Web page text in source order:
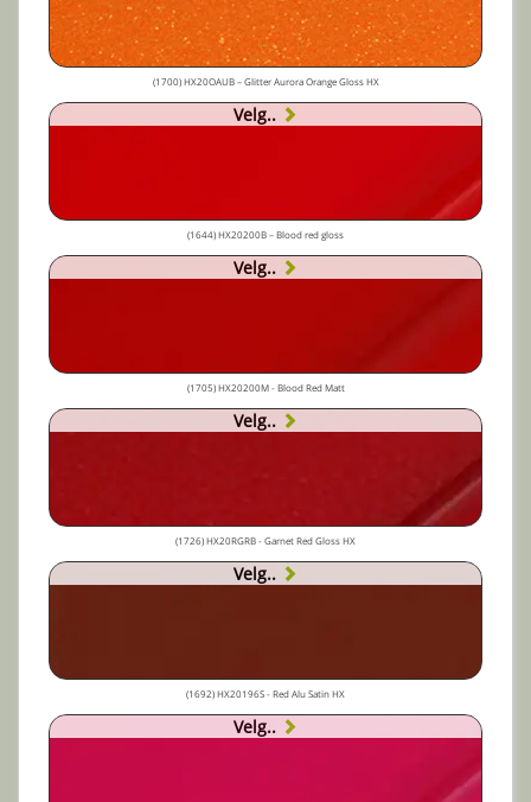
(1700) HX20OAUB – Glitter Aurora Orange Gloss HX
Velg..
(1644) HX20200B – Blood red gloss
Velg..
(1705) HX20200M - Blood Red Matt
Velg..
(1726) HX20RGRB - Garnet Red Gloss HX
Velg..
(1692) HX20196S - Red Alu Satin HX
Velg..